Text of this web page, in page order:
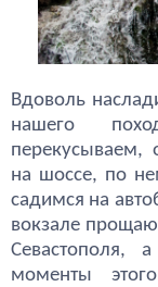
Вдоволь
нашего
перекусываем,
на шоссе, по
садимся на
вокзале
Севастополя,
моменты